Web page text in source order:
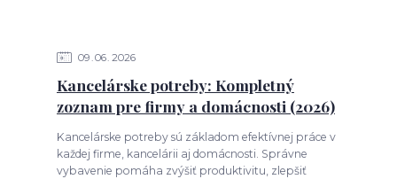
09 06 2026
Kancelárske potreby: Kompletný
zoznam pre firmy a domácnosti (2026)
Kancelárske potreby sú základom efektívnej práce v
každej firme, kancelárii aj domácnosti. Správne
vybavenie pomáha zvýšiť produktivitu, zlepšiť